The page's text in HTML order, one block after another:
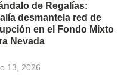
de Regalías:
desmantela red de
en el Fondo Mixto
Nevada
13, 2026